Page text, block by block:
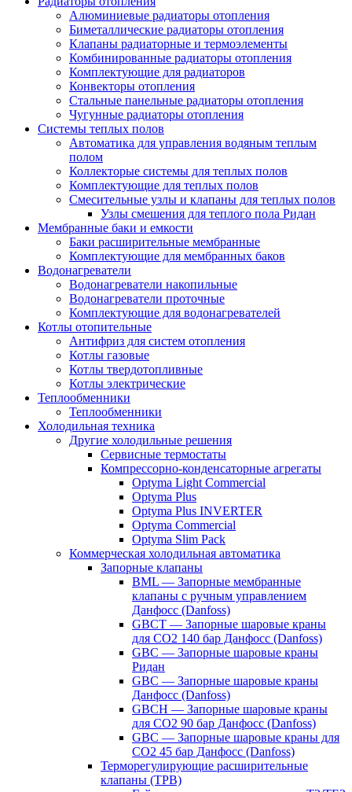
Алюминиевые радиаторы отопления
Биметаллические радиаторы отопления
Клапаны радиаторные и термоэлементы
Комбинированные радиаторы отопления
Комплектующие для радиаторов
Конвекторы отопления
Стальные панельные радиаторы отопления
Чугунные радиаторы отопления
Системы теплых полов
Автоматика для управления водяным теплым
полом
Коллекторые системы для теплых полов
Комплектующие для теплых полов
Смесительные узлы и клапаны для теплых полов
Узлы смешения для теплого пола Ридан
Мембранные баки и емкости
Баки расширительные мембранные
Комплектующие для мембранных баков
Водонагреватели
Водонагреватели накопильные
Водонагреватели проточные
Комплектующие для водонагревателей
Котлы отопительные
Антифриз для систем отопления
Котлы газовые
Котлы твердотопливные
Котлы электрические
Теплообменники
Теплообменники
Холодильная техника
Другие холодильные решения
Сервисные термостаты
Компрессорно-конденсаторные агрегаты
Optyma Light Commercial
Optyma Plus
Optyma Plus INVERTER
Optyma Commercial
Optyma Slim Pack
Коммерческая холодильная автоматика
Запорные клапаны
BML — Запорные мембранные
клапаны с ручным управлением
Данфосс (Danfoss)
GBCT — Запорные шаровые краны
для CO2 140 бар Данфосс (Danfoss)
GBC — Запорные шаровые краны
Ридан
GBC — Запорные шаровые краны
Данфосс (Danfoss)
GBCH — Запорные шаровые краны
для CO2 90 бар Данфосс (Danfoss)
GBC — Запорные шаровые краны для
CO2 45 бар Данфосс (Danfoss)
Терморегулирующие расширительные
клапаны (ТРВ)